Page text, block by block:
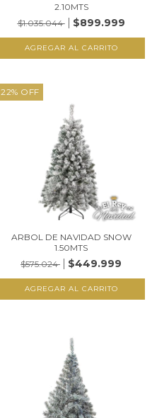
2.10MTS
$1.035.044
$899.999
22% OFF
ARBOL DE NAVIDAD SNOW
1.50MTS
$575.024
$449.999